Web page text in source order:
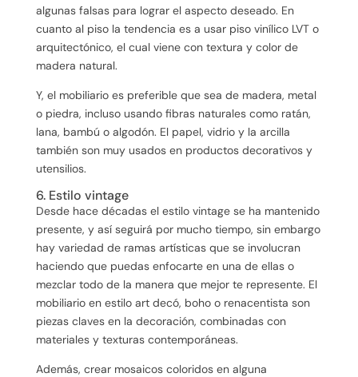
algunas falsas para lograr el aspecto deseado. En
cuanto al piso la tendencia es a usar piso vinílico LVT o
arquitectónico, el cual viene con textura y color de
madera natural.
Y, el mobiliario es preferible que sea de madera, metal
o piedra, incluso usando fibras naturales como ratán,
lana, bambú o algodón. El papel, vidrio y la arcilla
también son muy usados en productos decorativos y
utensilios.
6. Estilo vintage
Desde hace décadas el estilo vintage se ha mantenido
presente, y así seguirá por mucho tiempo, sin embargo
hay variedad de ramas artísticas que se involucran
haciendo que puedas enfocarte en una de ellas o
mezclar todo de la manera que mejor te represente. El
mobiliario en estilo art decó, boho o renacentista son
piezas claves en la decoración, combinadas con
materiales y texturas contemporáneas.
Además, crear mosaicos coloridos en alguna